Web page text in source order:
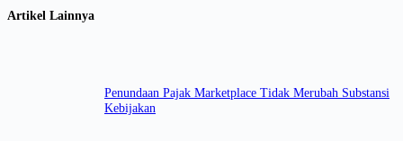
Artikel Lainnya
Penundaan Pajak Marketplace Tidak Merubah Substansi
Kebijakan